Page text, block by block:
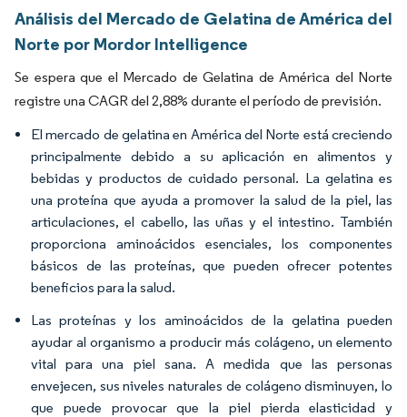
Análisis del Mercado de Gelatina de América del
Norte por Mordor Intelligence
Se espera que el Mercado de Gelatina de América del Norte
registre una CAGR del 2,88% durante el período de previsión.
El mercado de gelatina en América del Norte está creciendo
principalmente debido a su aplicación en alimentos y
bebidas y productos de cuidado personal. La gelatina es
una proteína que ayuda a promover la salud de la piel, las
articulaciones, el cabello, las uñas y el intestino. También
proporciona aminoácidos esenciales, los componentes
básicos de las proteínas, que pueden ofrecer potentes
beneficios para la salud.
Las proteínas y los aminoácidos de la gelatina pueden
ayudar al organismo a producir más colágeno, un elemento
vital para una piel sana. A medida que las personas
envejecen, sus niveles naturales de colágeno disminuyen, lo
que puede provocar que la piel pierda elasticidad y